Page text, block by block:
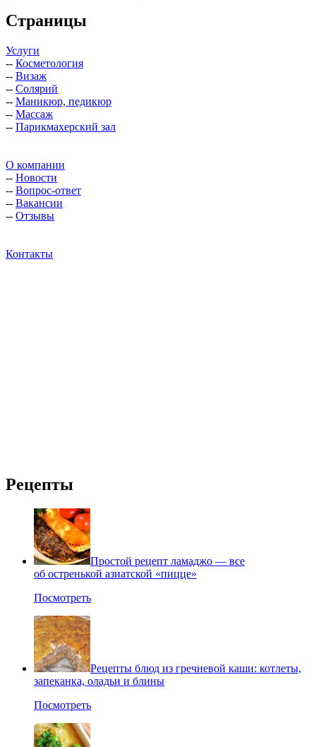
Страницы
Услуги
-- Косметология
-- Визаж
-- Солярий
-- Маникюр, педикюр
-- Массаж
-- Парикмахерский зал
О компании
-- Новости
-- Вопрос-ответ
-- Вакансии
-- Отзывы
Контакты
Рецепты
Простой рецепт ламаджо — все
об остренькой азиатской «пицце»
Посмотреть
Рецепты блюд из гречневой каши: котлеты,
запеканка, оладьи и блины
Посмотреть